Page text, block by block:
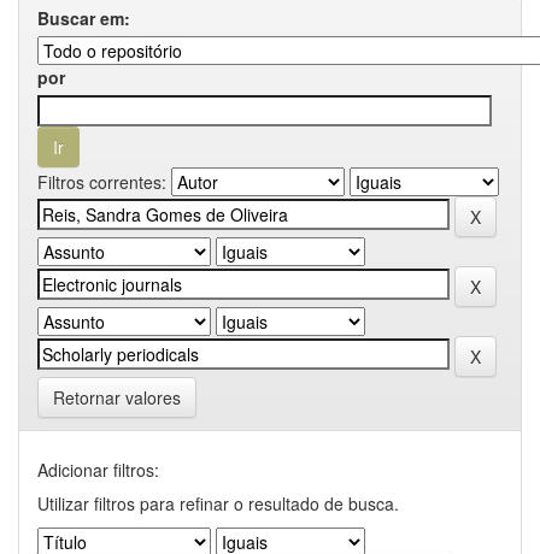
Buscar em:
por
Filtros correntes:
Retornar valores
Adicionar filtros:
Utilizar filtros para refinar o resultado de busca.